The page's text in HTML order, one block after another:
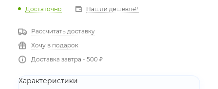
Достаточно Нашли дешевле?
Рассчитать доставку
Хочу в подарок
Доставка завтра - 500 ₽
Характеристики